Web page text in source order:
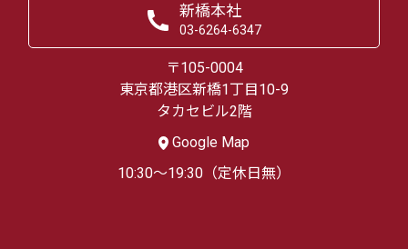
新橋本社
03-6264-6347
〒105-0004
東京都港区新橋1丁目10-9
タカセビル2階
Google Map
10:30～19:30（定休日無）